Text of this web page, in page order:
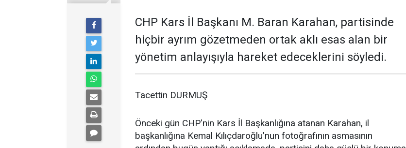
CHP Kars İl Başkanı M. Baran Karahan, partisinde
hiçbir ayrım gözetmeden ortak aklı esas alan bir
yönetim anlayışıyla hareket edeceklerini söyledi.
Tacettin DURMUŞ
Önceki gün CHP’nin Kars İl Başkanlığına atanan Karahan, il
başkanlığına Kemal Kılıçdaroğlu’nun fotoğrafının asmasının